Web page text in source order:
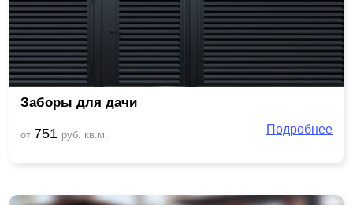
Заборы для дачи
от 751 руб. кв.м. Подробнее